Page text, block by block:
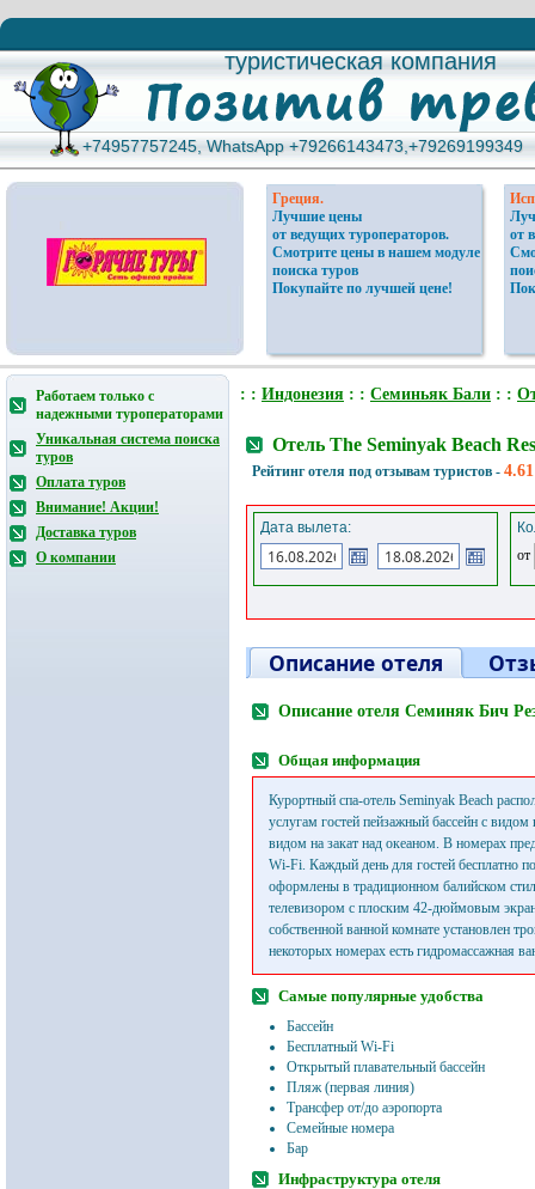
туристическая компания
туристическая компания
+74957757245, WhatsApp +79266143473,+79269199349
+74957757245, WhatsApp +79266143473,+79269199349
Греция.
Лучшие цены
от ведущих туроператоров.
Смотрите цены в нашем модуле
поиска туров
Покупайте по лучшей цене!
от
Работаем только с
надежными туроператорами
Уникальная система поиска
туров
Оплата туров
Внимание! Акции!
Доставка туров
О компании
: : Индонезия : : Семиньяк Бали : :
Отель The Seminyak Beach
Рейтинг отеля под отзывам туристов -
Дата вылета:
от
Описание отеля
Описание отеля Семиняк Бич
Общая информация
Курортный спа-отель Seminyak Beach
услугам гостей пейзажный бассейн с
видом на закат над океаном. В номерах
Wi-Fi. Каждый день для гостей бесплатно
оформлены в традиционном балийском
телевизором с плоским 42-дюймовым
собственной ванной комнате установлен
некоторых номерах есть гидромассажная
Самые популярные удобства
Бассейн
Бесплатный Wi-Fi
Открытый плавательный бассейн
Пляж (первая линия)
Трансфер от/до аэропорта
Семейные номера
Бар
Инфраструктура отеля